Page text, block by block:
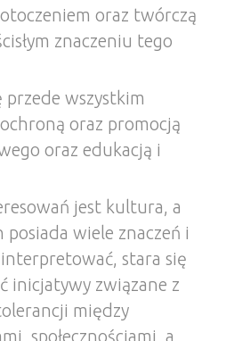
oraz twórczą
znaczeniu tego
przede wszystkim
oraz promocją
oraz edukacją i
jest kultura, a
wiele znaczeń i
stara się
inicjatywy związane z
między
społecznościami, a